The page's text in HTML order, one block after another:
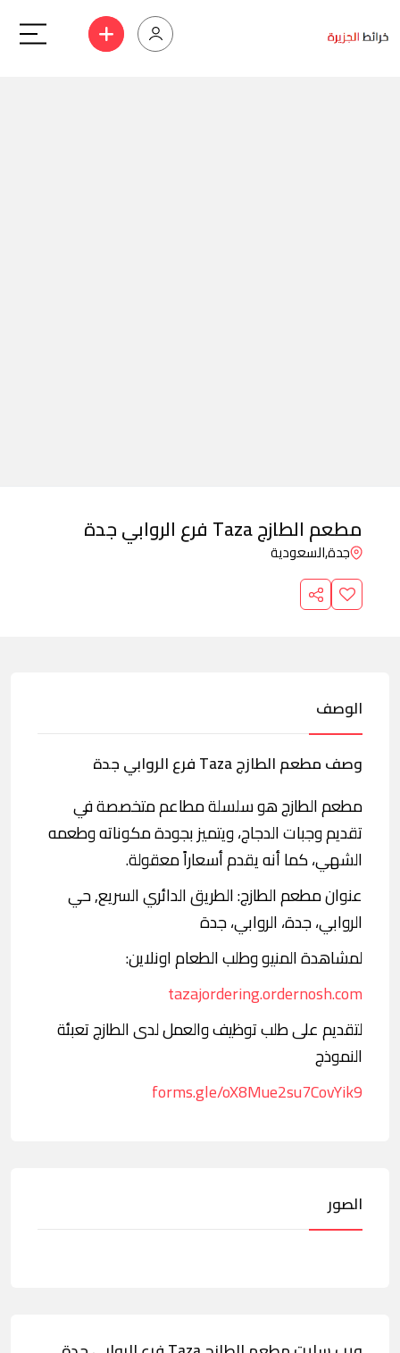
مطعم الطازج Taza فرع الروابي جدة
جدة,السعودية
الوصف
وصف مطعم الطازج Taza فرع الروابي جدة
مطعم الطازج هو سلسلة مطاعم متخصصة في
تقديم وجبات الدجاج، ويتميز بجودة مكوناته وطعمه
الشهي، كما أنه يقدم أسعاراً معقولة.
عنوان مطعم الطازج: الطريق الدائري السريع, حي
الروابي، جدة، الروابي، جدة
لمشاهدة المنيو وطلب الطعام اونلاين:
tazajordering.ordernosh.com
لتقديم على طلب توظيف والعمل لدى الطازج تعبئة
النموذج
forms.gle/oX8Mue2su7CovYik9
الصور